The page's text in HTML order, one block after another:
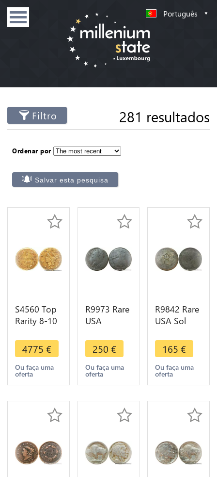
Português
Filtro 281 resultados
Ordenar por
Salvar esta pesquisa
S4560 Top
Rarity 8-10
USA
California
1/4 Dollar
Or Gold
AU
4775 €
Ou faça uma
oferta
R9973 Rare
USA
Connecticut
Token 1787
Pre Federal
-> Make
250 €
Ou faça uma
oferta
R9842 Rare
USA Sol
Louis XV
Emissions
générales
colonies
>M offer
165 €
Ou faça uma
oferta